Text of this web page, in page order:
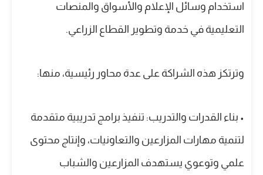
استخدام وسائل الإعلام والأسواق والمنصات
التعليمية في خدمة وتطوير القطاع الزراعي.
وترتكز هذه الشراكة على عدة محاور رئيسية، منها:
• بناء القدرات والتدريب: تنفيذ برامج تدريبية متقدمة
لتنمية مهارات المزارعين والتعاونيات، وإنتاج محتوى
علمي وتوعوي يستهدف المزارعين والشباب